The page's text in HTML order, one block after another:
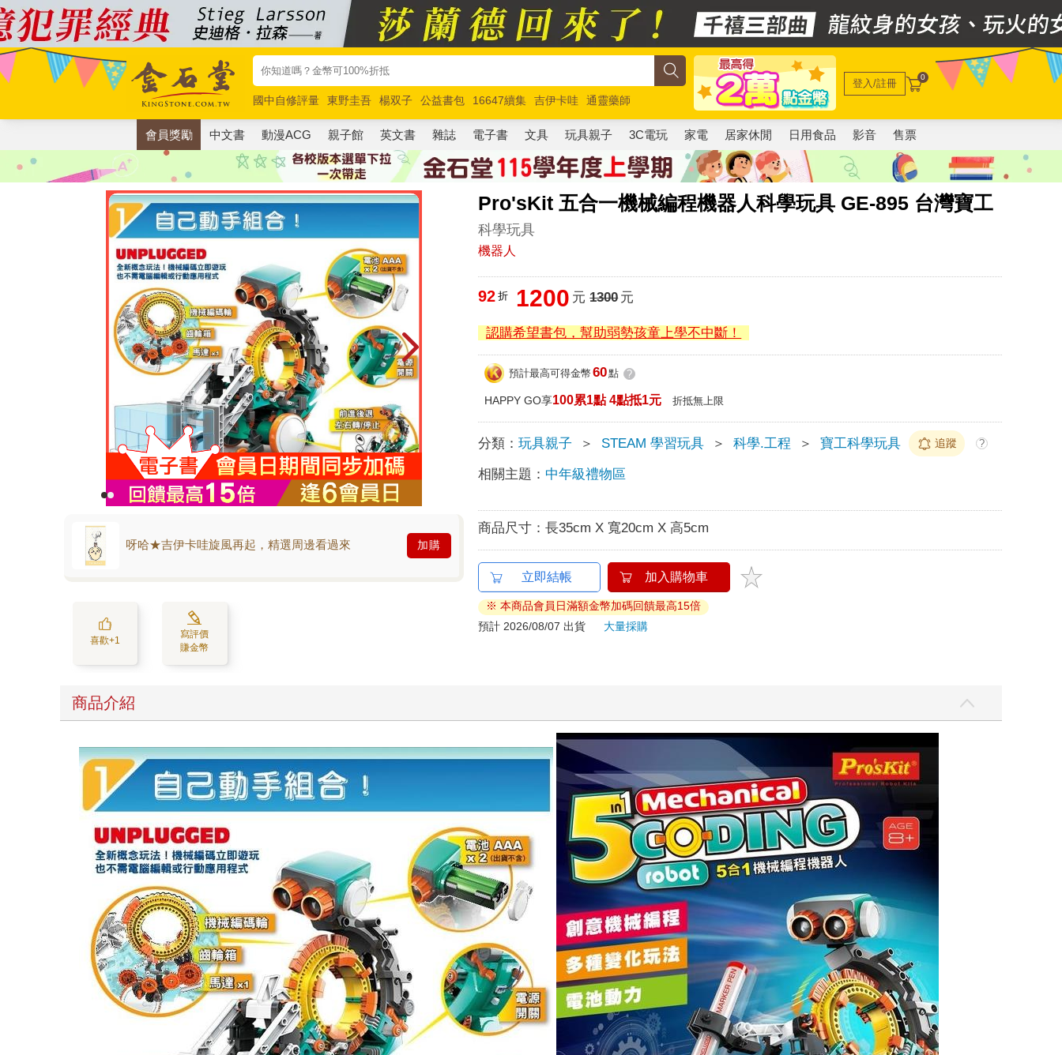
國中自修評量 東野圭吾 楊双子 公益書包 16647續集 吉伊卡哇
通靈藥師
唯紅花綻放
奧德賽 路邊攤新作 馬斯克 玩具總動員5 超慢跑
登入/註冊 0
會員獎勵 中文書 動漫ACG 親子館 英文書 雜誌 電子書 文具 玩具親子 3C電玩 家電 居家休閒 日用食品 影音 售票
Pro'sKit 五合一機械編程機器人科學玩具 GE-895 台灣寶工
科學玩具
機器人
呀哈★吉伊卡哇旋風再起，精選周邊看過來 加購
喜歡+1
寫評價
賺金幣
92 折 1200 元 1300元
認購希望書包，幫助弱勢孩童上學不中斷！
預計最高可得金幣 60點 ?
HAPPY GO享100累1點 4點抵1元 折抵無上限
分類：玩具親子 ＞ STEAM 學習玩具 ＞ 科學.工程 ＞ 寶工科學玩具 追蹤 ?
相關主題： 中年級禮物區
商品尺寸：長35cm X 寬20cm X 高5cm
立即結帳 加入購物車
※ 本商品會員日滿額金幣加碼回饋最高15倍
預計 2026/08/07 出貨
大量採購
商品介紹